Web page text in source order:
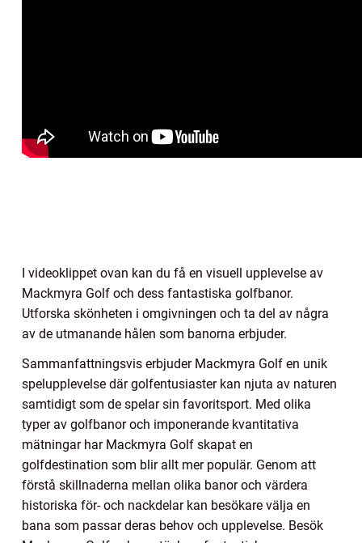
I videoklippet ovan kan du få en visuell upplevelse av
Mackmyra Golf och dess fantastiska golfbanor.
Utforska skönheten i omgivningen och ta del av några
av de utmanande hålen som banorna erbjuder.
Sammanfattningsvis erbjuder Mackmyra Golf en unik
spelupplevelse där golfentusiaster kan njuta av naturen
samtidigt som de spelar sin favoritsport. Med olika
typer av golfbanor och imponerande kvantitativa
mätningar har Mackmyra Golf skapat en
golfdestination som blir allt mer populär. Genom att
förstå skillnaderna mellan olika banor och värdera
historiska för- och nackdelar kan besökare välja en
bana som passar deras behov och upplevelse. Besök